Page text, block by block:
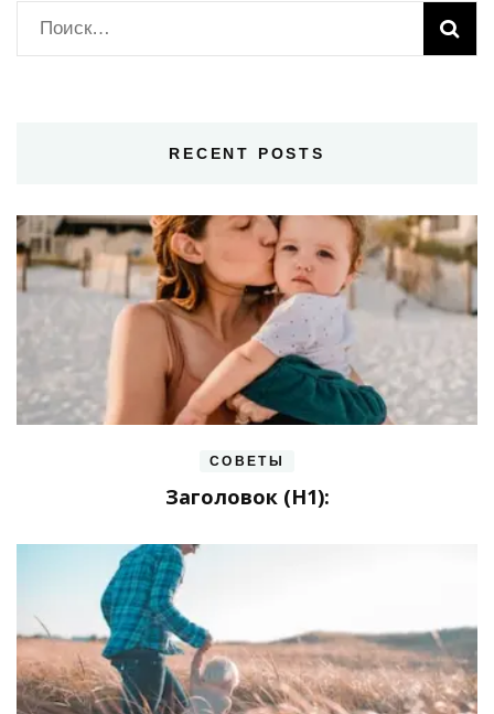
Найти:
RECENT POSTS
СОВЕТЫ
Заголовок (H1):